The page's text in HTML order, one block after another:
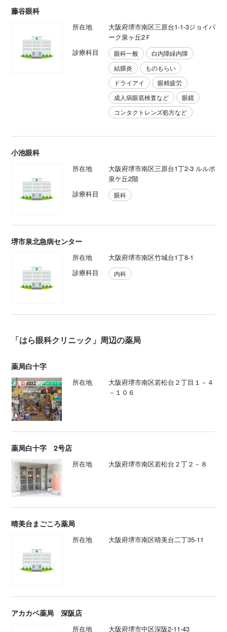
藤谷眼科
所在地
大阪府堺市南区三原台1-1-3ジョイパ
ーク泉ヶ丘2Ｆ
診療科目
眼科一般
白内障緑内障
結膜炎
ものもらい
ドライアイ
眼精疲労
成人病眼底検査など
眼鏡
コンタクトレンズ処方など
小池眼科
所在地
大阪府堺市南区三原台1丁2-3 ルルポ
泉ケ丘2階
診療科目
眼科
堺市泉北急病センター
所在地
大阪府堺市南区竹城台1丁8-1
診療科目
内科
「はら眼科クリニック」周辺の薬局
薬局白十字
所在地
大阪府堺市南区若松台２丁目１－４
－１０６
薬局白十字 2号店
所在地 大阪府堺市南区若松台２丁２－８
晴美台まごころ薬局
所在地 大阪府堺市南区晴美台二丁35-11
アカカベ薬局 深阪店
所在地 大阪府堺市中区深阪2-11-43